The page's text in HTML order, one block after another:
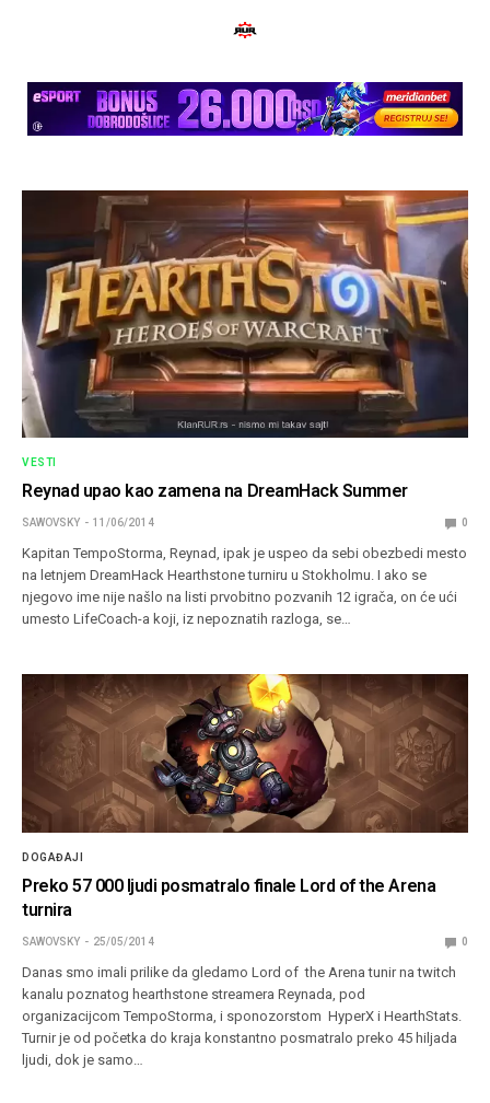
VESTI
Reynad upao kao zamena na DreamHack Summer
SAWOVSKY 11/06/2014 0
Kapitan TempoStorma, Reynad, ipak je uspeo da sebi obezbedi mesto
na letnjem DreamHack Hearthstone turniru u Stokholmu. I ako se
njegovo ime nije našlo na listi prvobitno pozvanih 12 igrača, on će ući
umesto LifeCoach-a koji, iz nepoznatih razloga, se…
DOGAĐAJI
Preko 57 000 ljudi posmatralo finale Lord of the Arena
turnira
SAWOVSKY 25/05/2014 0
Danas smo imali prilike da gledamo Lord of the Arena tunir na twitch
kanalu poznatog hearthstone streamera Reynada, pod
organizacijcom TempoStorma, i sponozorstom HyperX i HearthStats.
Turnir je od početka do kraja konstantno posmatralo preko 45 hiljada
ljudi, dok je samo…